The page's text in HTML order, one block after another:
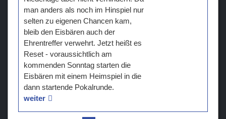
man anders als noch im Hinspiel nur
selten zu eigenen Chancen kam,
bleib den Eisbären auch der
Ehrentreffer verwehrt. Jetzt heißt es
Reset - voraussichtlich am
kommenden Sonntag starten die
Eisbären mit einem Heimspiel in die
dann startende Pokalrunde.
weiter